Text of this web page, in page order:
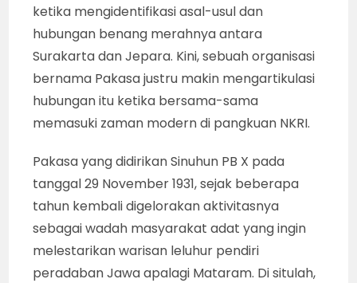
ketika mengidentifikasi asal-usul dan
hubungan benang merahnya antara
Surakarta dan Jepara. Kini, sebuah organisasi
bernama Pakasa justru makin mengartikulasi
hubungan itu ketika bersama-sama
memasuki zaman modern di pangkuan NKRI.
Pakasa yang didirikan Sinuhun PB X pada
tanggal 29 November 1931, sejak beberapa
tahun kembali digelorakan aktivitasnya
sebagai wadah masyarakat adat yang ingin
melestarikan warisan leluhur pendiri
peradaban Jawa apalagi Mataram. Di situlah,